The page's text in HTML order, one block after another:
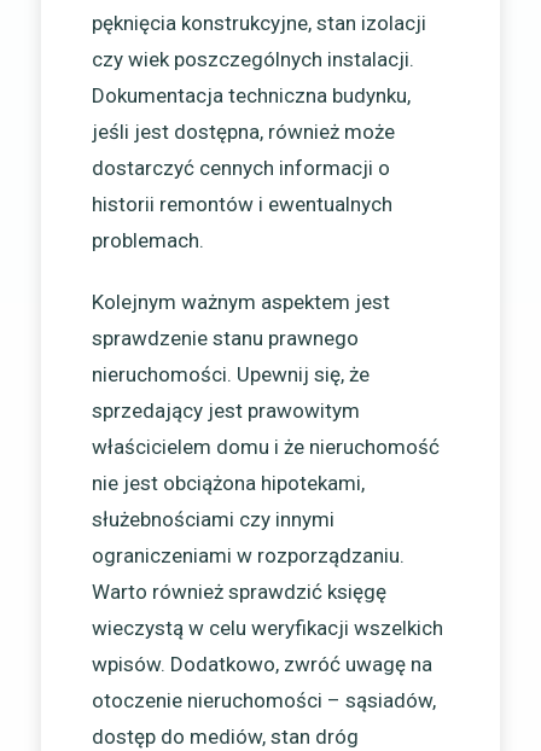
pęknięcia konstrukcyjne, stan izolacji
czy wiek poszczególnych instalacji.
Dokumentacja techniczna budynku,
jeśli jest dostępna, również może
dostarczyć cennych informacji o
historii remontów i ewentualnych
problemach.
Kolejnym ważnym aspektem jest
sprawdzenie stanu prawnego
nieruchomości. Upewnij się, że
sprzedający jest prawowitym
właścicielem domu i że nieruchomość
nie jest obciążona hipotekami,
służebnościami czy innymi
ograniczeniami w rozporządzaniu.
Warto również sprawdzić księgę
wieczystą w celu weryfikacji wszelkich
wpisów. Dodatkowo, zwróć uwagę na
otoczenie nieruchomości – sąsiadów,
dostęp do mediów, stan dróg